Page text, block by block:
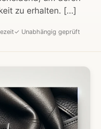
zu erhalten. […]
✓ Unabhängig geprüft